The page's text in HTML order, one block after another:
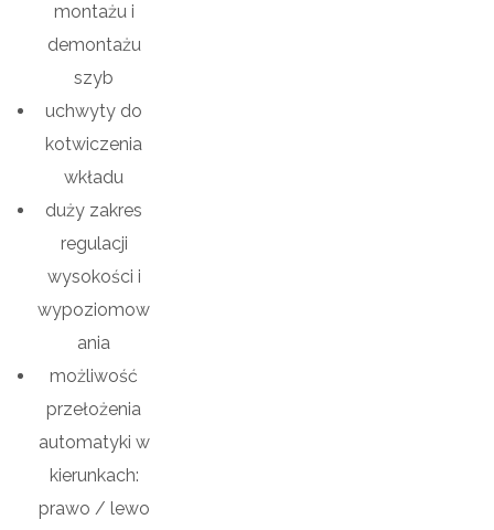
montażu i
demontażu
szyb
uchwyty do
kotwiczenia
wkładu
duży zakres
regulacji
wysokości i
wypoziomow
ania
możliwość
przełożenia
automatyki w
kierunkach:
prawo / lewo